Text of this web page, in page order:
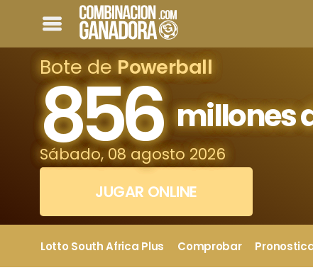
Bote de Powerball
856 millones
Sábado, 08 agosto 2026
JUGAR ONLINE
Lotto South Africa Plus Comprobar